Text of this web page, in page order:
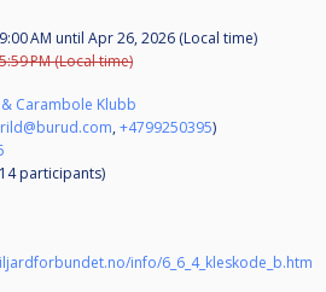
AM until Apr 26, 2026 (Local time)
PM (Local time)
Carambole Klubb
,+4799250395)
participants)
info/6_6_4_kleskode_b.htm